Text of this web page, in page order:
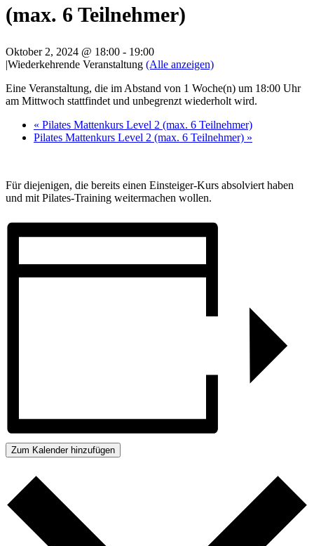
(max. 6 Teilnehmer)
Oktober 2, 2024 @ 18:00 - 19:00
|Wiederkehrende Veranstaltung (Alle anzeigen)
Eine Veranstaltung, die im Abstand von 1 Woche(n) um 18:00 Uhr
am Mittwoch stattfindet und unbegrenzt wiederholt wird.
« Pilates Mattenkurs Level 2 (max. 6 Teilnehmer)
Pilates Mattenkurs Level 2 (max. 6 Teilnehmer) »
Für diejenigen, die bereits einen Einsteiger-Kurs absolviert haben
und mit Pilates-Training weitermachen wollen.
Zum Kalender hinzufügen